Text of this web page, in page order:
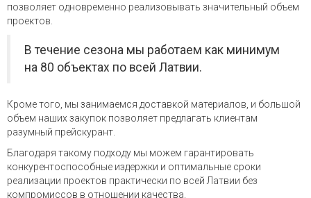
позволяет одновременно реализовывать значительный объем
проектов.
В течение сезона мы работаем как минимум
на 80 объектах по всей Латвии.
Кроме того, мы занимаемся доставкой материалов, и большой
объем наших закупок позволяет предлагать клиентам
разумный прейскурант.
Благодаря такому подходу мы можем гарантировать
конкурентоспособные издержки и оптимальные сроки
реализации проектов практически по всей Латвии без
компромиссов в отношении качества.